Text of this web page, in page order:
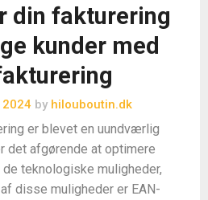
din fakturering
kunder med
byhilouboutin.dk
er blevet en uundværlig
det afgørende at optimere
teknologiske muligheder,
disse muligheder er EAN-